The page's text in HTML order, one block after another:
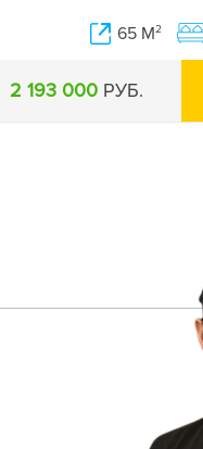
65 М2
2 193 000 РУБ.